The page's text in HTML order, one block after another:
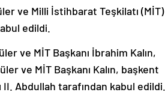
ve Milli İstihbarat Teşkilatı (MİT)
edildi.
ve MİT Başkanı İbrahim Kalın,
ve MİT Başkanı Kalın, başkent
II. Abdullah tarafından kabul edildi.